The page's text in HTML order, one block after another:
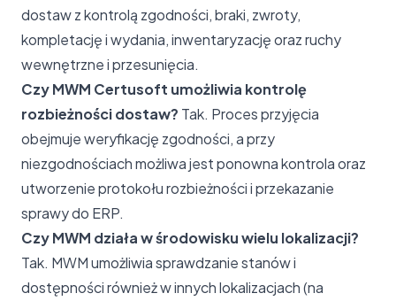
dostaw z kontrolą zgodności, braki, zwroty,
kompletację i wydania, inwentaryzację oraz ruchy
wewnętrzne i przesunięcia.
Czy MWM Certusoft umożliwia kontrolę
rozbieżności dostaw? Tak. Proces przyjęcia
obejmuje weryfikację zgodności, a przy
niezgodnościach możliwa jest ponowna kontrola oraz
utworzenie protokołu rozbieżności i przekazanie
sprawy do ERP.
Czy MWM działa w środowisku wielu lokalizacji?
Tak. MWM umożliwia sprawdzanie stanów i
dostępności również w innych lokalizacjach (na